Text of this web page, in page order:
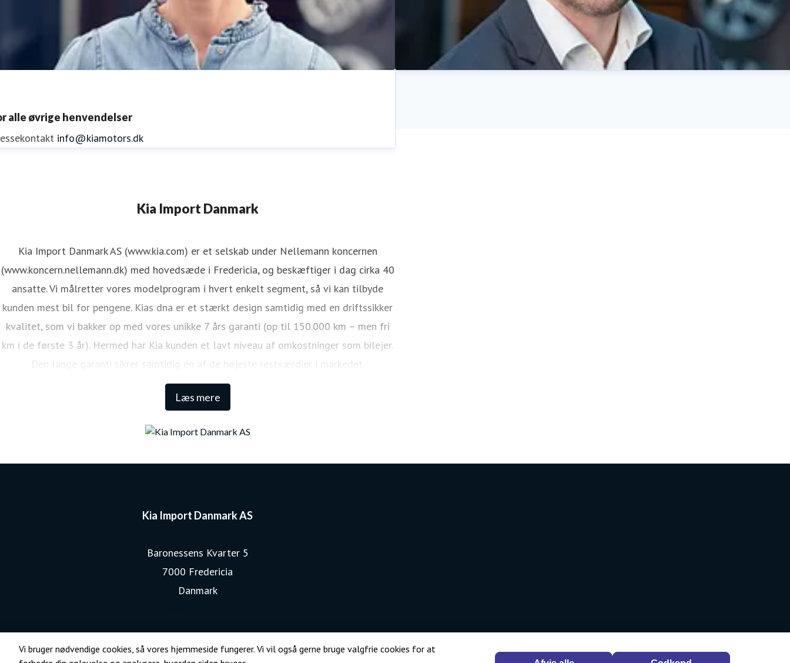
Vi bruger nødvendige cookies, så vores hjemmeside fungerer. Vi vil også gerne bruge valgfrie cookies for at
alle øvrige henvendelser
info@kiamotors.dk
Kia Import Danmark
Læs mere
Kia Import Danmark AS (www.kia.com) er et selskab under Nellemann koncernen
(www.koncern.nellemann.dk) med hovedsæde i Fredericia, og beskæftiger i dag cirka 40
ansatte. Vi målretter vores modelprogram i hvert enkelt segment, så vi kan tilbyde
kunden mest bil for pengene. Kias dna er et stærkt design samtidig med en driftssikker
kvalitet, som vi bakker op med vores unikke 7 års garanti (op til 150.000 km – men fri
km i de første 3 år). Hermed har Kia kunden et lavt niveau af omkostninger som bilejer.
Den lange garanti sikrer samtidig én af de højeste restværdier i markedet.
Kia Import Danmark AS
Baronessens Kvarter 5
7000 Fredericia
Danmark